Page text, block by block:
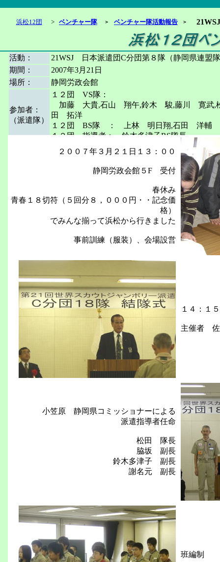
浜松12団 > ベンチャー隊 ＞ ベンチャー隊活動報告 ＞
活動：
21WSJ 日本派遣団C分団第８隊（静岡県連盟
期間：
2007年3月21日
場所：
静岡労政会館
参加者：
（派遣隊）
１２団 VS隊：
加藤 大貴,石山 翔午,鈴木 駿,藤川 寛武,
田 拓洋
１２団 BS隊 ： 上林 明日翔,石田 洋輔
１２団 指導者： 鈴木多津子RS隊長
２００７年３月２１日１３：００
静岡労政会館５F 受付
春休み
青春１８切符（５回分８，０００円・・記念価
格）
でみんな揃って浜松から行きました
事前訓練（服装）、会場設営
１４：１
主催者 佐
小笠原 静岡県コミッショナーによる
派遣指導者任命
松田 隊長
脇坂 副長
鈴木多津子 副長
謝名元 副長
班編制